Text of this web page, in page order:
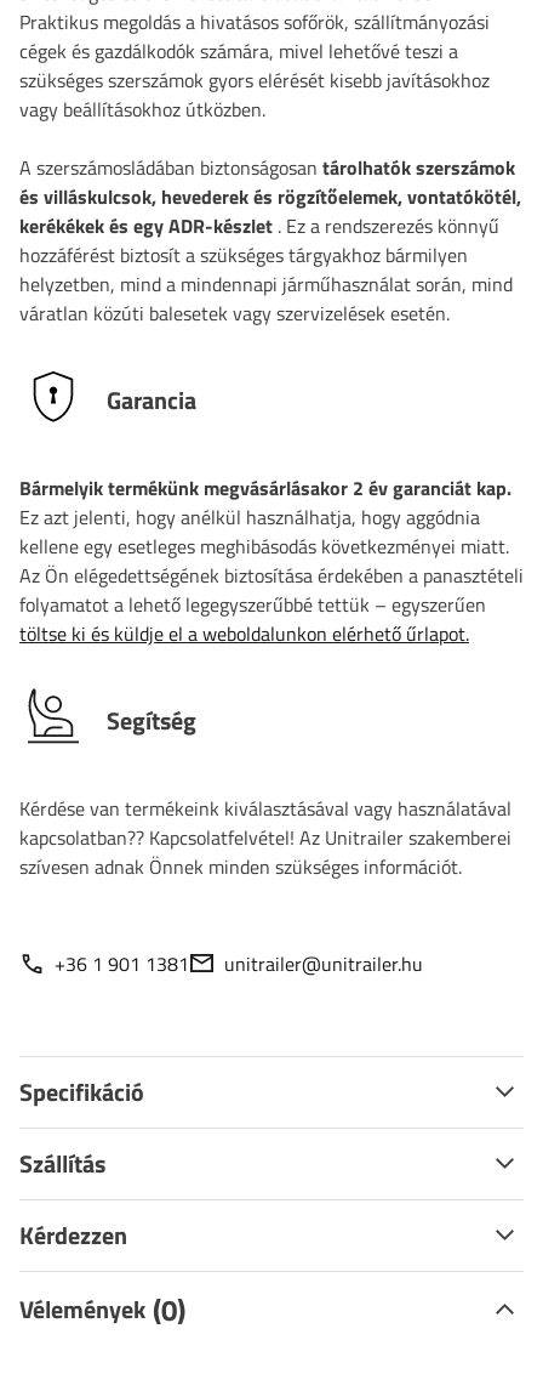
Praktikus megoldás a hivatásos sofőrök, szállítmányozási
cégek és gazdálkodók számára, mivel lehetővé teszi a
szükséges szerszámok gyors elérését kisebb javításokhoz
vagy beállításokhoz útközben.
A szerszámosládában biztonságosan tárolhatók szerszámok
és villáskulcsok, hevederek és rögzítőelemek, vontatókötél,
kerékékek és egy ADR-készlet . Ez a rendszerezés könnyű
hozzáférést biztosít a szükséges tárgyakhoz bármilyen
helyzetben, mind a mindennapi járműhasználat során, mind
váratlan közúti balesetek vagy szervizelések esetén.
Garancia
Bármelyik termékünk megvásárlásakor 2 év garanciát kap.
Ez azt jelenti, hogy anélkül használhatja, hogy aggódnia
kellene egy esetleges meghibásodás következményei miatt.
Az Ön elégedettségének biztosítása érdekében a panasztételi
folyamatot a lehető legegyszerűbbé tettük – egyszerűen
töltse ki és küldje el a weboldalunkon elérhető űrlapot.
Segítség
Kérdése van termékeink kiválasztásával vagy használatával
kapcsolatban?? Kapcsolatfelvétel! Az Unitrailer szakemberei
szívesen adnak Önnek minden szükséges információt.
+36 1 901 1381 unitrailer@unitrailer.hu
Specifikáció
Szállítás
Kérdezzen
Vélemények (0)